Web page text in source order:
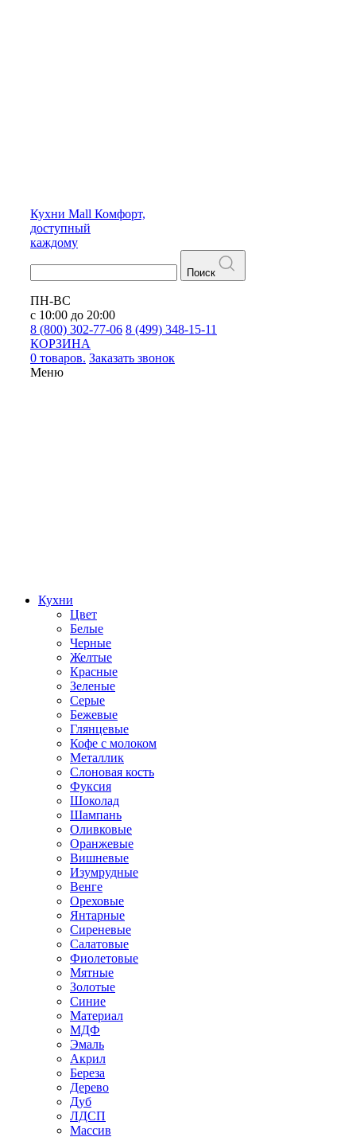
Кухни Mall Комфорт,
доступный
каждому
Поиск
ПН-ВС
с 10:00 до 20:00
8 (800) 302-77-06 8 (499) 348-15-11
КОРЗИНА
0 товаров. Заказать звонок
Меню
Кухни
Цвет
Белые
Черные
Желтые
Красные
Зеленые
Серые
Бежевые
Глянцевые
Кофе с молоком
Металлик
Слоновая кость
Фуксия
Шоколад
Шампань
Оливковые
Оранжевые
Вишневые
Изумрудные
Венге
Ореховые
Янтарные
Сиреневые
Салатовые
Фиолетовые
Мятные
Золотые
Синие
Материал
МДФ
Эмаль
Акрил
Береза
Дерево
Дуб
ЛДСП
Массив